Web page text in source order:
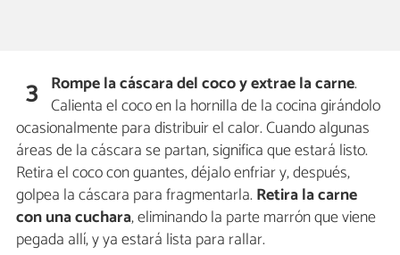
3 Rompe la cáscara del coco y extrae la carne.
Calienta el coco en la hornilla de la cocina girándolo
ocasionalmente para distribuir el calor. Cuando algunas
áreas de la cáscara se partan, significa que estará listo.
Retira el coco con guantes, déjalo enfriar y, después,
golpea la cáscara para fragmentarla. Retira la carne
con una cuchara, eliminando la parte marrón que viene
pegada allí, y ya estará lista para rallar.